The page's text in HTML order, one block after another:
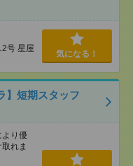
号 星屋
気になる！
】短期スタッフ
り優
れま